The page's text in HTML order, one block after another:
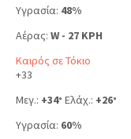
Υγρασία: 48%
Αέρας: W - 27 KPH
Καιρός σε Τόκιο
+33
Μεγ.: +34° Ελάχ.: +26°
Υγρασία: 60%